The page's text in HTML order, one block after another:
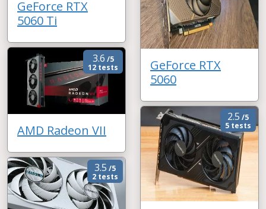
GeForce RTX
5060 Ti
3.6 /5
12 tests
AMD Radeon VII
3.5 /5
2 tests
GeForce RTX
5060
2.5 /5
5 tests